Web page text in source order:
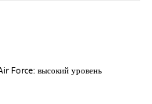
Force: высокий уровень